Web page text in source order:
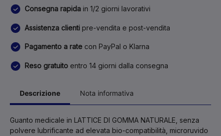
Consegna rapida in 1/2 giorni lavorativi
Assistenza clienti pre-vendita e post-vendita
Pagamento a rate con PayPal o Klarna
Reso gratuito entro 14 giorni dalla consegna
Descrizione Nota informativa
Guanto medicale in LATTICE DI GOMMA NATURALE, senza
polvere lubrificante ad elevata bio-compatibilità, microruvido